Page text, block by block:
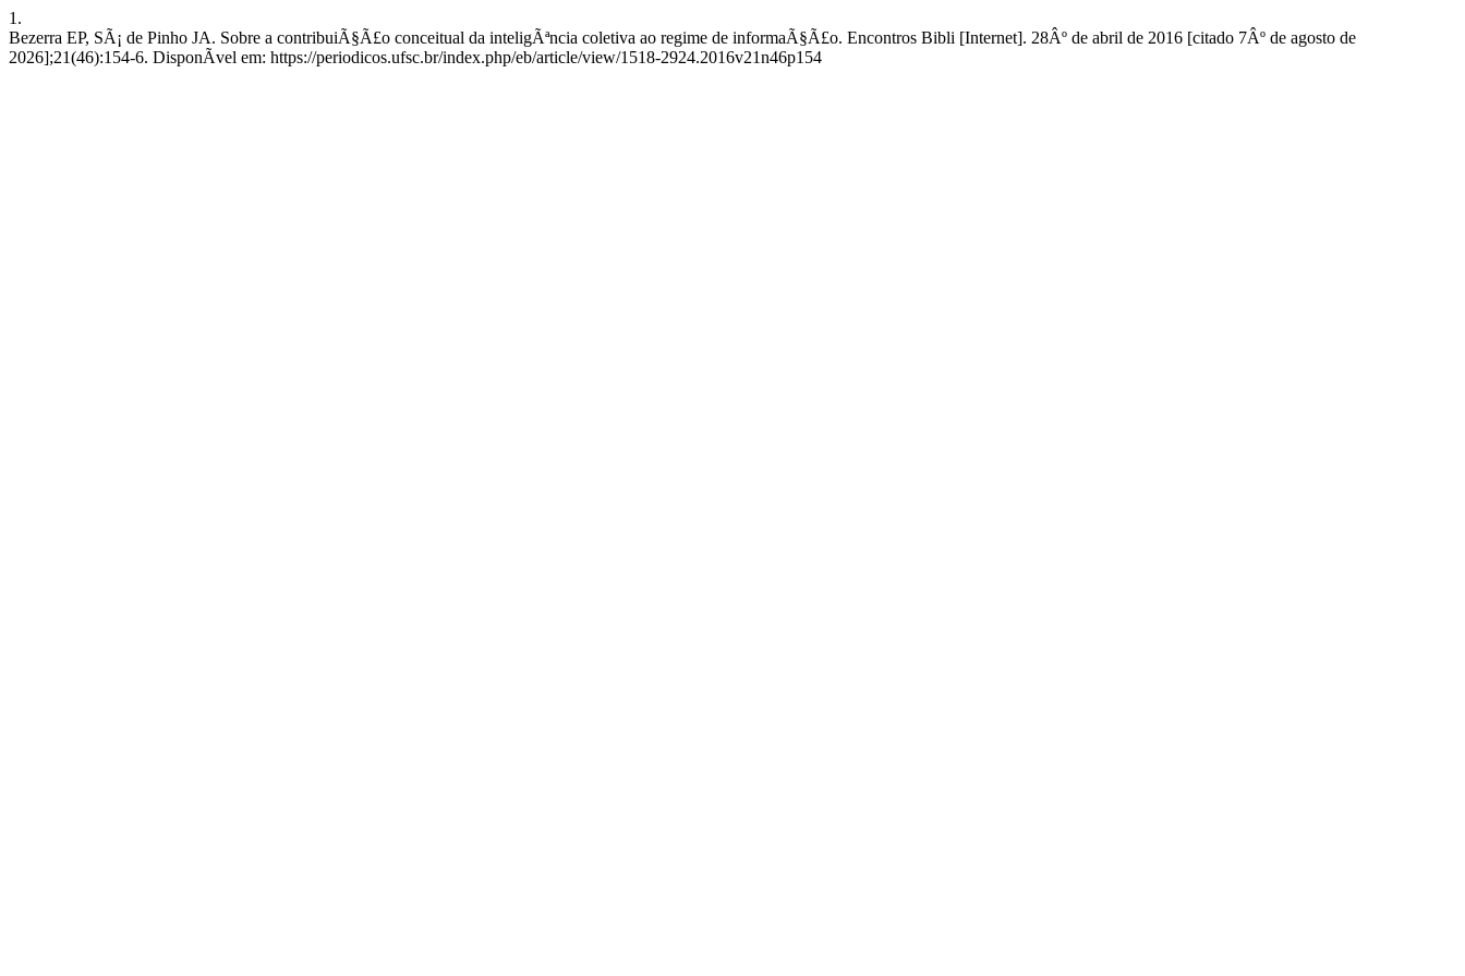
1.
Bezerra EP, SÃ¡ de Pinho JA. Sobre a contribuiÃ§Ã£o conceitual da inteligÃªncia coletiva ao regime de informaÃ§Ã£o. Encontros Bibli [Internet]. 28Âº de abril de 2016 [citado 7Âº de agosto de
2026];21(46):154-6. DisponÃ­vel em: https://periodicos.ufsc.br/index.php/eb/article/view/1518-2924.2016v21n46p154